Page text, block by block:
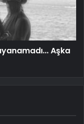
Aşka